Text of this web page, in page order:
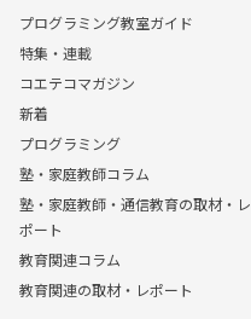
プログラミング教室ガイド
特集・連載
コエテコマガジン
新着
プログラミング
塾・家庭教師コラム
塾・家庭教師・通信教育の取材・レ
ポート
教育関連コラム
教育関連の取材・レポート